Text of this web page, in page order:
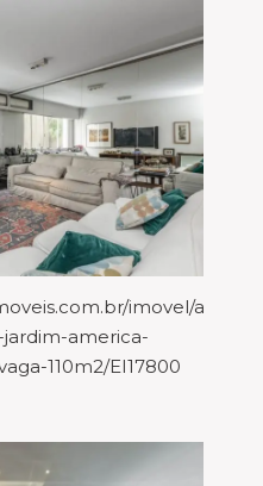
imovel/
america-
110m2/EI17800